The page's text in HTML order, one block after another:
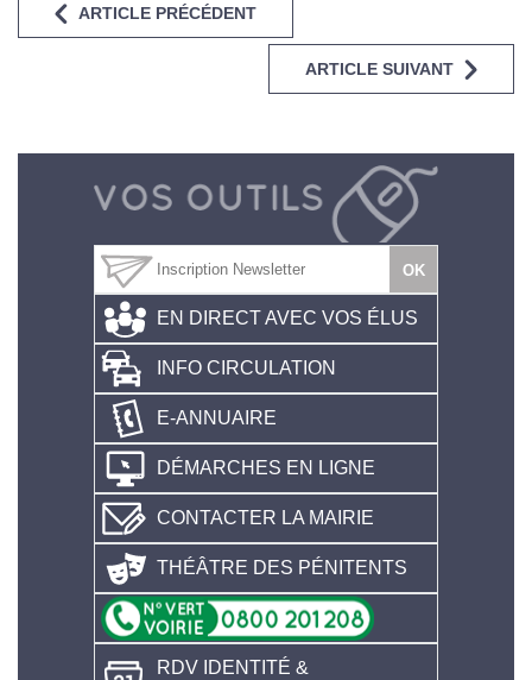
ARTICLE PRÉCÉDENT
ARTICLE SUIVANT
EN DIRECT AVEC VOS ÉLUS
INFO CIRCULATION
E-ANNUAIRE
DÉMARCHES EN LIGNE
CONTACTER LA MAIRIE
THÉÂTRE DES PÉNITENTS
RDV IDENTITÉ &